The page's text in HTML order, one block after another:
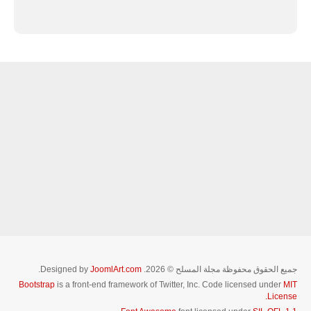
جميع الحقوق محفوظة مجلة المسلح © 2026. Designed by JoomlArt.com
.
Bootstrap is a front-end framework of Twitter, Inc. Code licensed under MIT
License.